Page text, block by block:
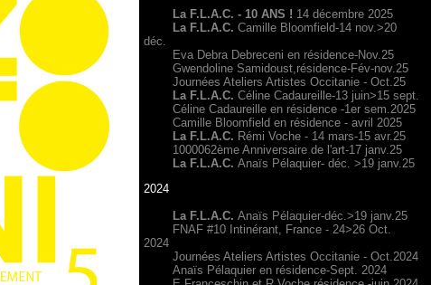
La F.L.A.C. - 10 ANS ! 14 décembre 2025
La F.L.A.C. Camille Bloomfield-14 nov.>20
déc.
Eva Debra Debreceni en résidence-Nov.25
Gwendoline Samidoust,résidence-Fév-nov.25
Journées Ateliers Artistes Occitanie - Oct.25
La F.L.A.C. Céline Cadaureille-13 juin>15 sept.
Céline Cadaureille en résidence -1er sem.2025
Camille Bloomfield en résidence - avril 2025
La F.L.A.C. Rémi Voche - 14 mars-15 avr.25
1000062ème Anniversaire de l'art-17 janv.25
La F.L.A.C. Anaïs Pélaquier- déc. >19 janv.25
2024
La F.L.A.C. Anaïs Pélaquier-déc.>19 janv.25
FNAF #10 Intinérant, France - 24>26 Oct.
2024
Journées Ateliers Artistes Occitanie - Oct.2024
Anaïs Pélaquier en résidence-Sept. 2024